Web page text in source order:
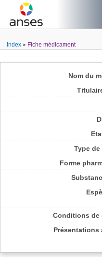
Index Fiche médicament
Nom du
Type
Forme
Conditions de
Présentations